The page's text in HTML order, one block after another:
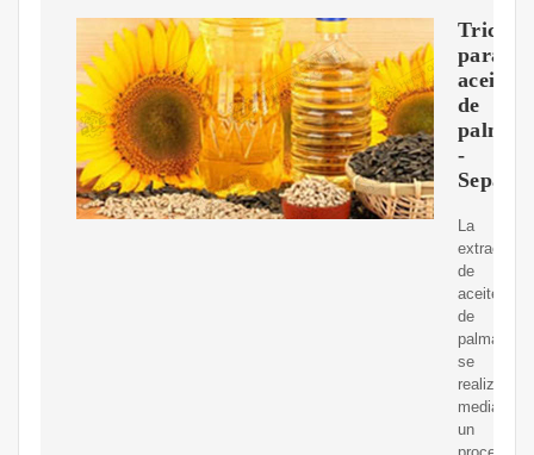
para
aceites
de
palma
-
La
extracción
de
aceite
de
palma
se
realiza
mediante
un